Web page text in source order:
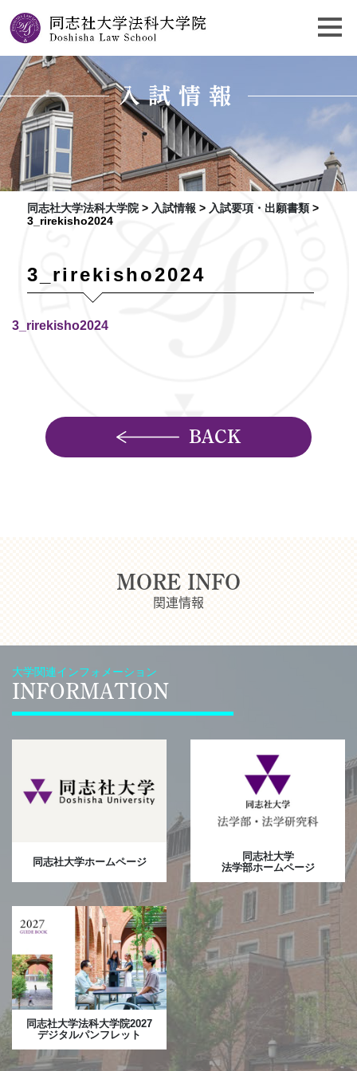
入試情報
同志社大学法科大学院> 入試情報 > 入試要項・出願書類>
3_rirekisho2024
3_rirekisho2024
3_rirekisho2024
BACK
MORE INFO
関連情報
大学関連インフォメーション
INFORMATION
同志社大学ホームページ
同志社大学
法学部ホームページ
同志社大学法科大学院2027
デジタルパンフレット